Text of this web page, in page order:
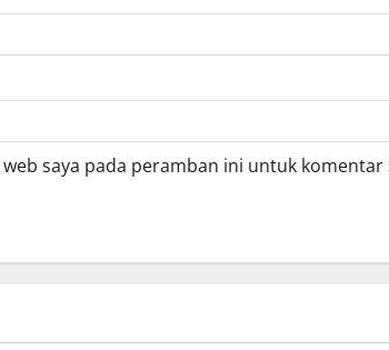
saya pada peramban ini untuk komentar